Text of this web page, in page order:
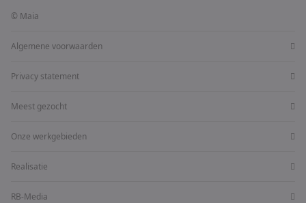
© Maia
Algemene voorwaarden
Privacy statement
Meest gezocht
Onze werkgebieden
Realisatie
RB-Media